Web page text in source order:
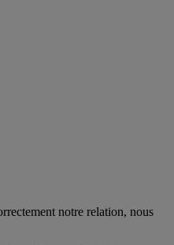
notre relation, nous